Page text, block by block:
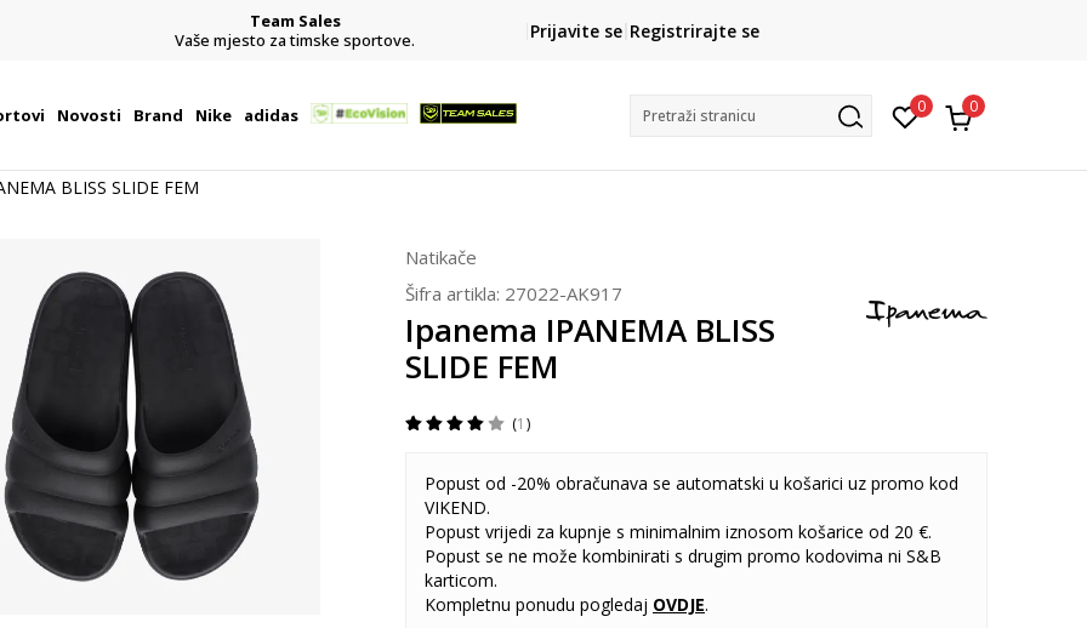
Team Sales
Vaše mjesto za timske sportove.
CLICK& COLLECT
besplatno preuzimanje u trgovini
Prijavite se Registrirajte se
Novosti Brand Nike adidas Pretraži stranicu 0 0
BLISS SLIDE FEM
Natikače
Šifra artikla: 27022-AK917
Ipanema IPANEMA BLISS
SLIDE FEM
1
Popust od -20% obračunava se automatski u košarici uz promo kod
VIKEND.
Popust vrijedi za kupnje s minimalnim iznosom košarice od 20 €.
Popust se ne može kombinirati s drugim promo kodovima ni S&B
karticom.
Kompletnu ponudu pogledaj OVDJE.